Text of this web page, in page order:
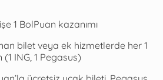
1 BolPuan kazanımı
bilet veya ek hizmetlerde her 1
(1 ING, 1 Pegasus)